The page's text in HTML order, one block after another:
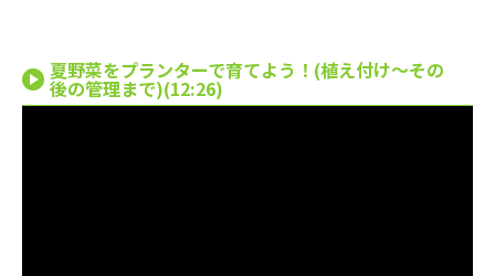
夏野菜をプランターで育てよう！(植え付け〜その
後の管理まで)(12:26)